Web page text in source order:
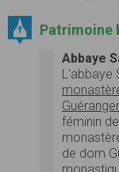
Patrimoine
Abbaye
L'abbaye
Guéranger
féminin
de dom